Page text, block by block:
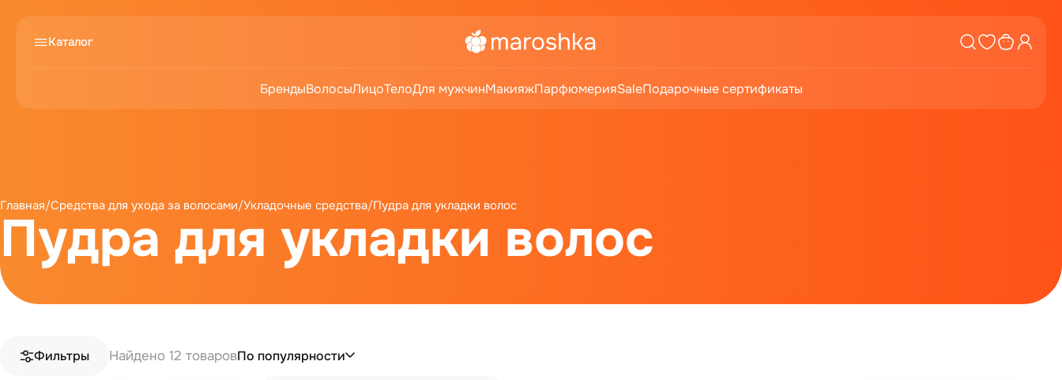
Каталог
БрендыВолосыЛицоТелоДля мужчинМакияжПарфюмерияSaleПодарочные сертификаты
Главная/Средства для ухода за волосами/Укладочные средства/Пудра для укладки волос
Пудра для укладки волос
Фильтры Найдено 12 товаровПо популярности